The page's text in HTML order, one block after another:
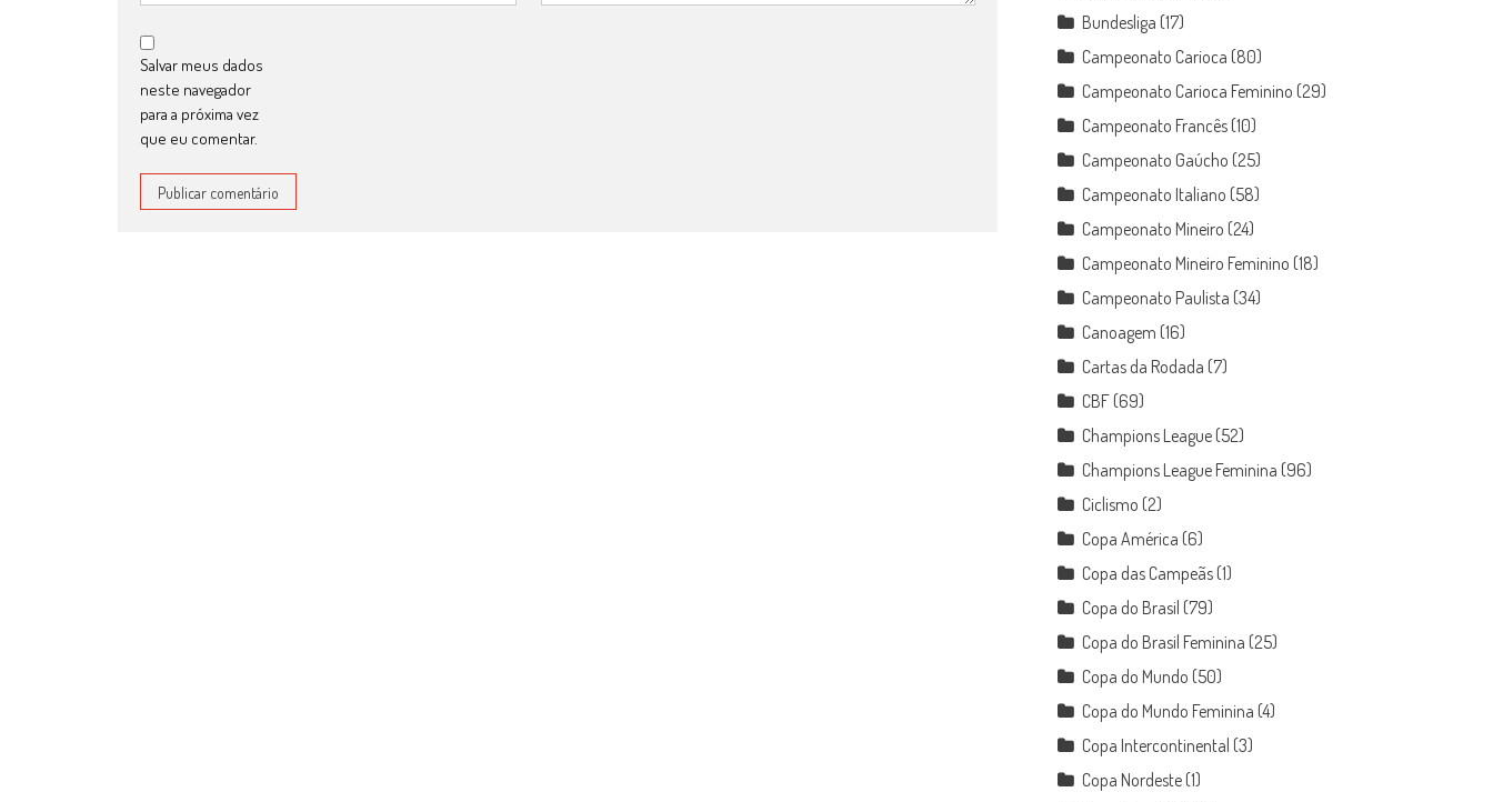
Salvar meus dados
neste navegador
para a próxima vez
que eu comentar.
Bundesliga (17)
Campeonato Carioca (80)
Campeonato Carioca Feminino (29)
Campeonato Francês (10)
Campeonato Gaúcho (25)
Campeonato Italiano (58)
Campeonato Mineiro (24)
Campeonato Mineiro Feminino (18)
Campeonato Paulista (34)
Canoagem (16)
Cartas da Rodada (7)
CBF (69)
Champions League (52)
Champions League Feminina (96)
Ciclismo (2)
Copa América (6)
Copa das Campeãs (1)
Copa do Brasil (79)
Copa do Brasil Feminina (25)
Copa do Mundo (50)
Copa do Mundo Feminina (4)
Copa Intercontinental (3)
Copa Nordeste (1)